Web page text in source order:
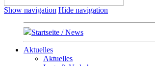
Show navigation Hide navigation
Startseite / News
Aktuelles
Aktuelles